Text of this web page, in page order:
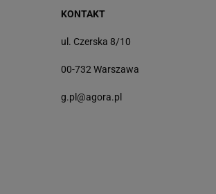
KONTAKT
ul. Czerska 8/10
00-732 Warszawa
g.pl@agora.pl